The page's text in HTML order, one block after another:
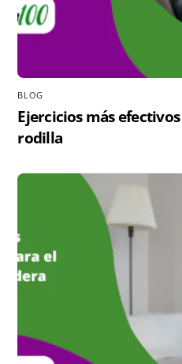
BLOG
Ejercicios más
rodilla